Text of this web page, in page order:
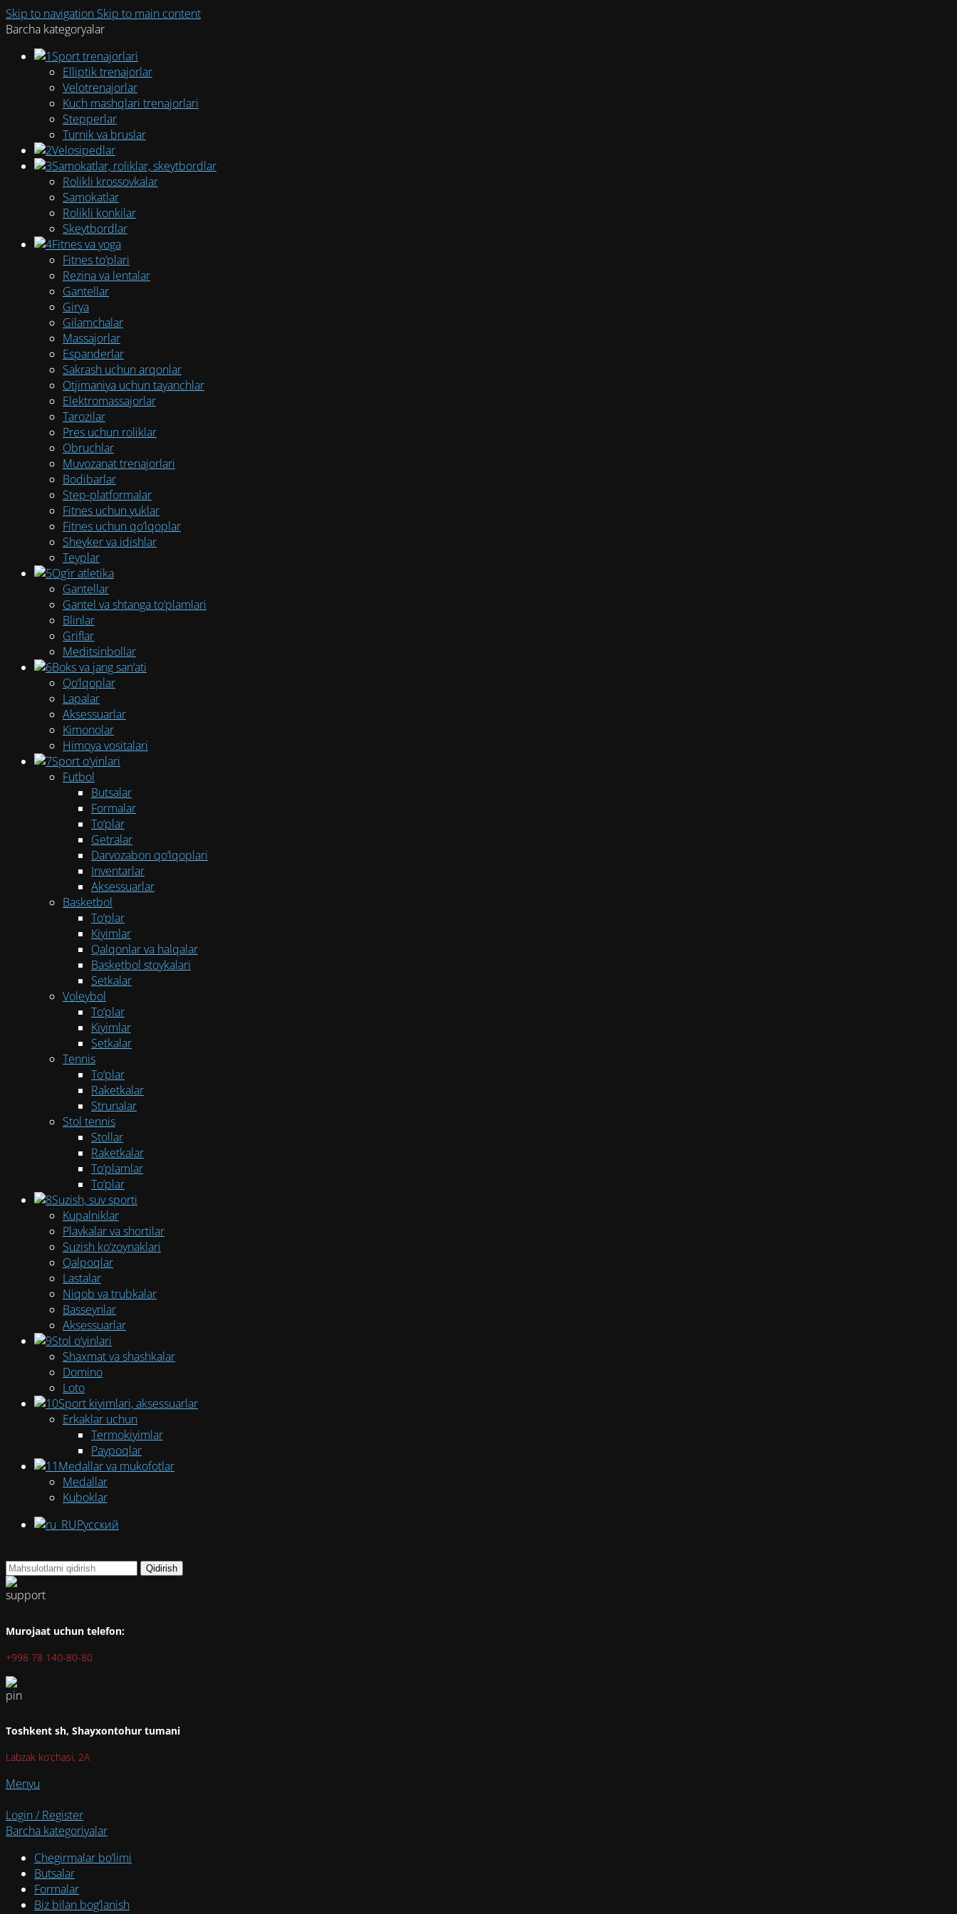
Skip to navigation Skip to main content
Barcha kategoryalar
Sport trenajorlari
Elliptik trenajorlar
Velotrenajorlar
Kuch mashqlari trenajorlari
Stepperlar
Turnik va bruslar
Velosipedlar
Samokatlar, roliklar, skeytbordlar
Rolikli krossovkalar
Samokatlar
Rolikli konkilar
Skeytbordlar
Fitnes va yoga
Fitnes to‘plari
Rezina va lentalar
Gantellar
Girya
Gilamchalar
Massajorlar
Espanderlar
Sakrash uchun arqonlar
Otjimaniya uchun tayanchlar
Elektromassajorlar
Tarozilar
Pres uchun roliklar
Obruchlar
Muvozanat trenajorlari
Bodibarlar
Step-platformalar
Fitnes uchun yuklar
Fitnes uchun qo’lqoplar
Sheyker va idishlar
Teyplar
Og‘ir atletika
Gantellar
Gantel va shtanga to‘plamlari
Blinlar
Griflar
Meditsinbollar
Boks va jang san’ati
Qo‘lqoplar
Lapalar
Aksessuarlar
Kimonolar
Himoya vositalari
Sport o‘yinlari
Futbol
Butsalar
Formalar
To‘plar
Getralar
Darvozabon qo‘lqoplari
Inventarlar
Aksessuarlar
Basketbol
To‘plar
Kiyimlar
Qalqonlar va halqalar
Basketbol stoykalari
Setkalar
Voleybol
To‘plar
Kiyimlar
Setkalar
Tennis
To‘plar
Raketkalar
Strunalar
Stol tennis
Stollar
Raketkalar
To‘plamlar
To‘plar
Suzish, suv sporti
Kupalniklar
Plavkalar va shortilar
Suzish ko‘zoynaklari
Qalpoqlar
Lastalar
Niqob va trubkalar
Basseynlar
Aksessuarlar
Stol o‘yinlari
Shaxmat va shashkalar
Domino
Loto
Sport kiyimlari, aksessuarlar
Erkaklar uchun
Termokiyimlar
Paypoqlar
Medallar va mukofotlar
Medallar
Kuboklar
Русский
Qidirish
Murojaat uchun telefon:
+998 78 140-80-80
Toshkent sh, Shayxontohur tumani
Labzak ko‘chasi, 2A
Menyu
Login / Register
Barcha kategoriyalar
Chegirmalar bo’limi
Butsalar
Formalar
Biz bilan bog’lanish